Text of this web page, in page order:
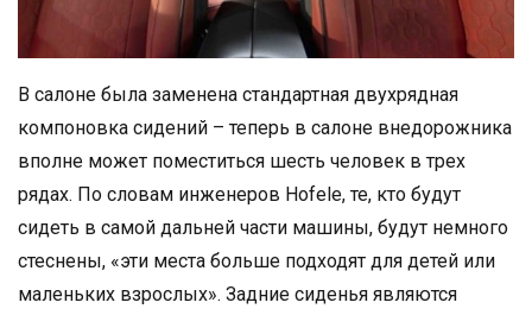
В салоне была заменена стандартная двухрядная
компоновка сидений – теперь в салоне внедорожника
вполне может поместиться шесть человек в трех
рядах. По словам инженеров Hofele, те, кто будут
сидеть в самой дальней части машины, будут немного
стеснены, «эти места больше подходят для детей или
маленьких взрослых». Задние сиденья являются